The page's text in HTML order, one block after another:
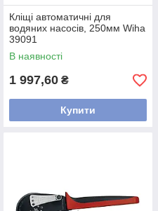
Кліщі автоматичні для
водяних насосів, 250мм Wiha
39091
В наявності
1 997,60 ₴
Купити